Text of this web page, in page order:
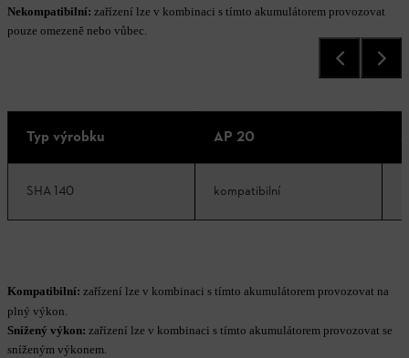
Nekompatibilní: zařízení lze v kombinaci s tímto akumulátorem provozovat
pouze omezeně nebo vůbec.
Typ výrobku AP 20
SHA 140 kompatibilní
Kompatibilní: zařízení lze v kombinaci s tímto akumulátorem provozovat na
plný výkon.
Snížený výkon: zařízení lze v kombinaci s tímto akumulátorem provozovat se
sníženým výkonem.